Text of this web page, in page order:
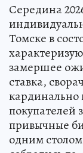
Середина
Томске в
замершее
ставка,
покупателей
привычные
одним